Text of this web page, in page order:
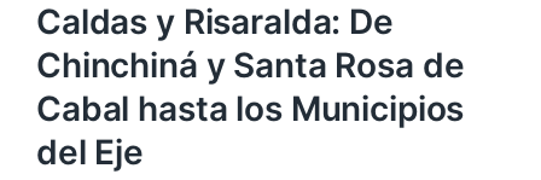
Caldas y Risaralda: De
Chinchiná y Santa Rosa de
Cabal hasta los Municipios
del Eje